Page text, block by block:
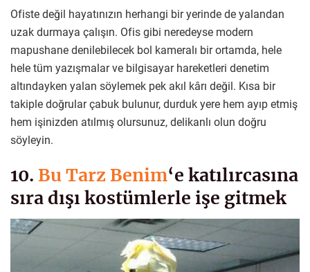
Ofiste değil hayatınızın herhangi bir yerinde de yalandan
uzak durmaya çalışın. Ofis gibi neredeyse modern
mapushane denilebilecek bol kameralı bir ortamda, hele
hele tüm yazışmalar ve bilgisayar hareketleri denetim
altındayken yalan söylemek pek akıl kârı değil. Kısa bir
takiple doğrular çabuk bulunur, durduk yere hem ayıp etmiş
hem işinizden atılmış olursunuz, delikanlı olun doğru
söyleyin.
10. Bu Tarz Benim‘e katılırcasına
sıra dışı kostümlerle işe gitmek